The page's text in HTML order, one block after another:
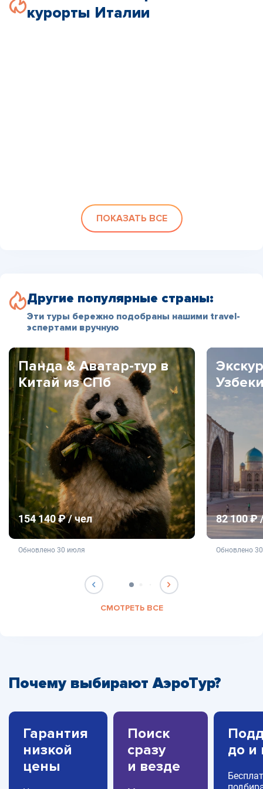
курорты Италии
ПОКАЗАТЬ ВСЕ
Другие популярные страны:
Эти туры бережно подобраны нашими travel-
эспертами вручную
Панда & Аватар-тур в
Китай из СПб
154 140 ₽ / чел
не является публичной офертой
Обновлено 30 июля
82 100 ₽
не
Обновлено
СМОТРЕТЬ ВСЕ
Почему выбирают АэроТур?
Гарантия
низкой
цены
Поиск
сразу
и везде
до и